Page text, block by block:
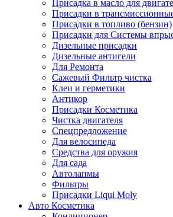
Присадка в масло для
Присадки в
Присадки в топливо (бензин)
Присадки для Системы
Дизельные присадки
Дизельные антигели
Для Ремонта
Сажевый Фильтр чистка
Клеи и герметики
Антикор
Присадки Косметика
Чистка двигателя
Спецпредложение
Для велосипеда
Средства для оружия
Для сада
Автолапмы
Фильтры
Присадки Liqui Moly
Авто Косметика